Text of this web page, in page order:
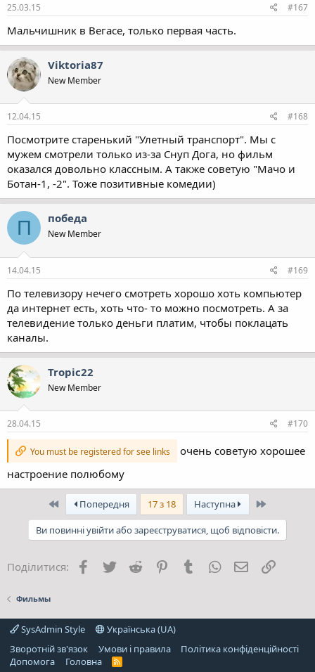
25.03.15 #167
Мальчишник в Вегасе, только первая часть.
Viktoria87
New Member
12.04.15 #168
Посмотрите старенький "Улетный транспорт". Мы с
мужем смотрели только из-за Снуп Дога, но фильм
оказался довольно классным. А также советую "Мачо и
Ботан-1, -2". Тоже позитивные комедии)
П победа
New Member
14.04.15 #169
По телевизору нечего смотреть хорошо хоть компьютер
да интернет есть, хоть что- то можно посмотреть. А за
телевидение только деньги платим, чтобы поклацать
каналы.
Tropic22
New Member
28.04.15 #170
You must be registered for see links
очень советую хорошее
настроение полюбому
ПершийПопередня 17 з 18 Наступна Останній
Ви повинні увійти або зареєструватися, щоб відповісти.
Поділитися: Facebook
Twitter Reddit PinterestTumblrWhatsApp
E-mail
Фильмы
SysAdmin Style
Українська (UA)
Зворотній зв'язок
Умови і правила
Політика конфіденційності
Дoпoмoга
Головна
R